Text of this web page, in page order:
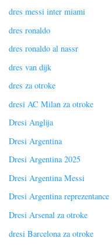
dres messi inter miami
dres ronaldo
dres ronaldo al nassr
dres van dijk
dres za otroke
dresi AC Milan za otroke
Dresi Anglija
Dresi Argentina
Dresi Argentina 2025
Dresi Argentina Messi
Dresi Argentina reprezentance
Dresi Arsenal za otroke
dresi Barcelona za otroke